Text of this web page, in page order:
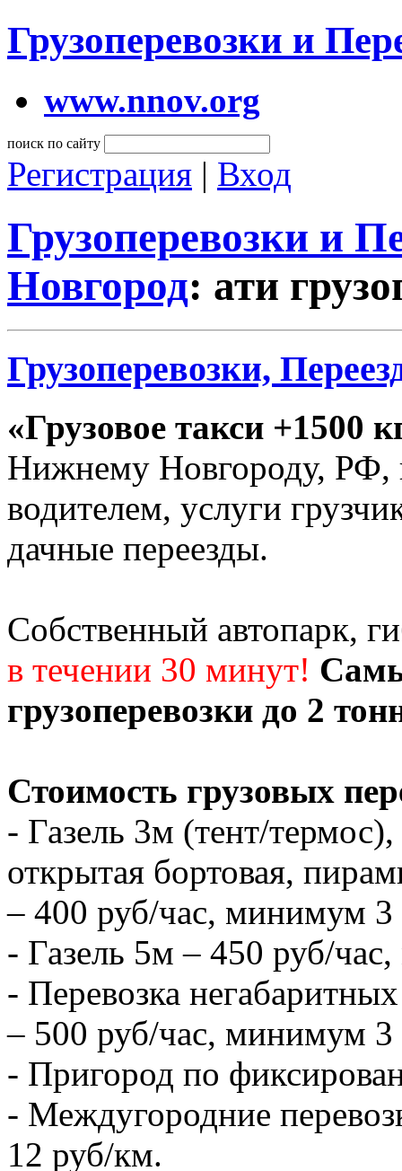
Грузоперевозки и
www.nnov.org
поиск по сайту
Регистрация | Вход
Грузоперевозки и
Новгород: ати
Грузоперевозки,
«Грузовое такси +1500
Нижнему Новгороду, РФ,
водителем, услуги
дачные переезды.
Собственный автопарк,
в течении 30 минут!
грузоперевозки до 2
Стоимость грузовых
- Газель 3м (тент/
открытая бортовая,
– 400 руб/час, минимум 3
- Газель 5м – 450 руб/
- Перевозка
– 500 руб/час, минимум 3
- Пригород по
- Междугородние
12 руб/км.